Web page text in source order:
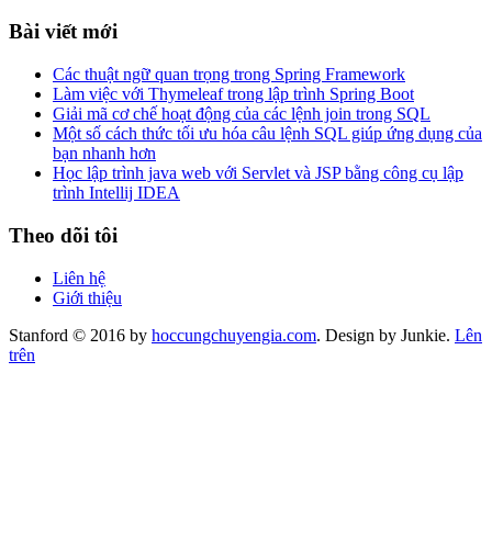
Bài viết mới
Các thuật ngữ quan trọng trong Spring Framework
Làm việc với Thymeleaf trong lập trình Spring Boot
Giải mã cơ chế hoạt động của các lệnh join trong SQL
Một số cách thức tối ưu hóa câu lệnh SQL giúp ứng dụng của
bạn nhanh hơn
Học lập trình java web với Servlet và JSP bằng công cụ lập
trình Intellij IDEA
Theo dõi tôi
Liên hệ
Giới thiệu
Stanford © 2016 by hoccungchuyengia.com. Design by Junkie. Lên
trên